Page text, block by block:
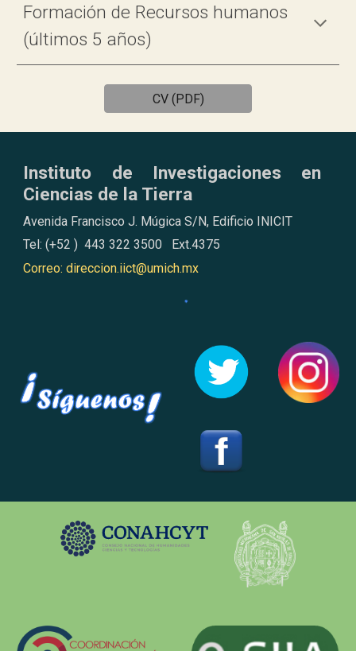
Formación de Recursos humanos
(últimos 5 años)
CV (PDF)
Instituto de Investigaciones en
Ciencias de la Tierra
Avenida Francisco J. Múgica S/N, Edificio INICIT
Tel: (+52 ) 443 322 3500 Ext.4375
Correo: direccion.iict@umich.mx